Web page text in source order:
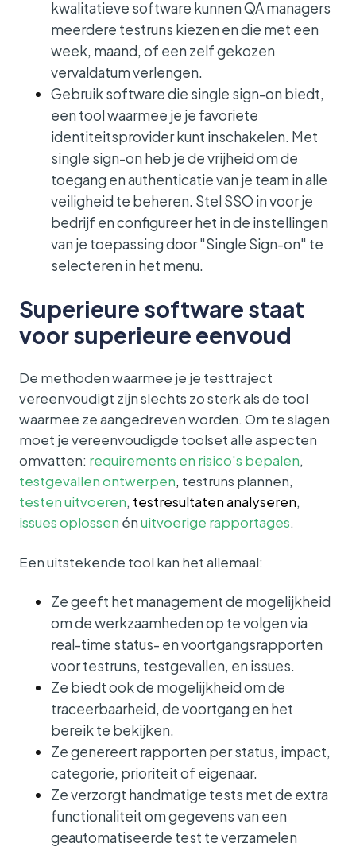
kwalitatieve software kunnen QA managers
meerdere testruns kiezen en die met een
week, maand, of een zelf gekozen
vervaldatum verlengen.
Gebruik software die single sign-on biedt,
een tool waarmee je je favoriete
identiteitsprovider kunt inschakelen. Met
single sign-on heb je de vrijheid om de
toegang en authenticatie van je team in alle
veiligheid te beheren. Stel SSO in voor je
bedrijf en configureer het in de instellingen
van je toepassing door "Single Sign-on" te
selecteren in het menu.
Superieure software staat
voor superieure eenvoud
De methoden waarmee je je testtraject
vereenvoudigt zijn slechts zo sterk als de tool
waarmee ze aangedreven worden. Om te slagen
moet je vereenvoudigde toolset alle aspecten
omvatten: requirements en risico's bepalen,
testgevallen ontwerpen, testruns plannen,
testen uitvoeren, testresultaten analyseren,
issues oplossen énuitvoerige rapportages.
Een uitstekende tool kan het allemaal:
Ze geeft het management de mogelijkheid
om de werkzaamheden op te volgen via
real-time status- en voortgangsrapporten
voor testruns, testgevallen, en issues.
Ze biedt ook de mogelijkheid om de
traceerbaarheid, de voortgang en het
bereik te bekijken.
Ze genereert rapporten per status, impact,
categorie, prioriteit of eigenaar.
Ze verzorgt handmatige tests met de extra
functionaliteit om gegevens van een
geautomatiseerde test te verzamelen